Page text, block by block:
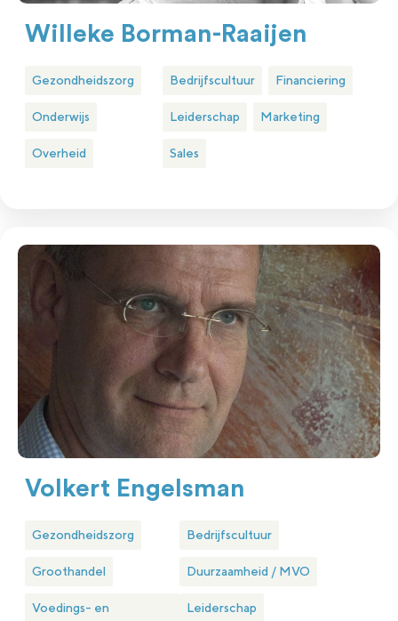
Willeke Borman-Raaijen
Gezondheidszorg
Onderwijs
Overheid
Bedrijfscultuur Financiering
Leiderschap Marketing
Sales
Volkert Engelsman
Gezondheidszorg
Groothandel
Voedings- en
Bedrijfscultuur
Duurzaamheid / MVO
Leiderschap